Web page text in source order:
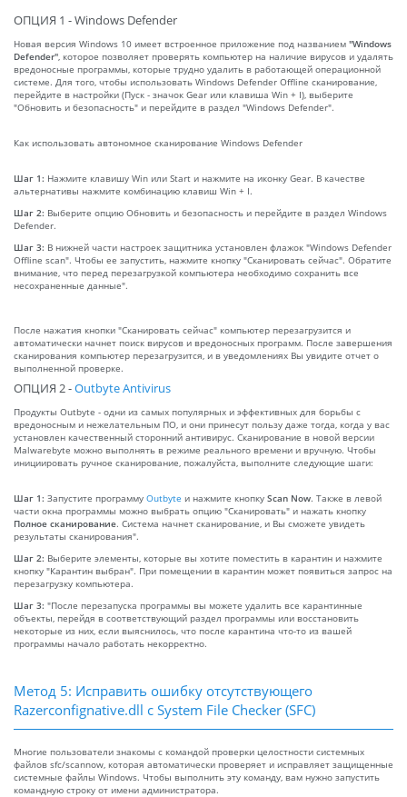
ОПЦИЯ 1 - Windows Defender
Новая версия Windows 10 имеет встроенное приложение под названием "Windows
Defender" , которое позволяет проверять компьютер на наличие вирусов и удалять
вредоносные программы, которые трудно удалить в работающей операционной
системе. Для того, чтобы использовать Windows Defender Offline сканирование,
перейдите в настройки (Пуск - значок Gear или клавиша Win + I), выберите
"Обновить и безопасность" и перейдите в раздел "Windows Defender".
Как использовать автономное сканирование Windows Defender
Шаг 1: Нажмите клавишу Win или Start и нажмите на иконку Gear. В качестве
альтернативы нажмите комбинацию клавиш Win + I.
Шаг 2: Выберите опцию Обновить и безопасность и перейдите в раздел Windows
Defender.
Шаг 3: В нижней части настроек защитника установлен флажок "Windows Defender
Offline scan". Чтобы ее запустить, нажмите кнопку "Сканировать сейчас". Обратите
внимание, что перед перезагрузкой компьютера необходимо сохранить все
несохраненные данные".
После нажатия кнопки "Сканировать сейчас" компьютер перезагрузится и
автоматически начнет поиск вирусов и вредоносных программ. После завершения
сканирования компьютер перезагрузится, и в уведомлениях Вы увидите отчет о
выполненной проверке.
ОПЦИЯ 2 -Outbyte Antivirus
Продукты Outbyte - одни из самых популярных и эффективных для борьбы с
вредоносным и нежелательным ПО, и они принесут пользу даже тогда, когда у вас
установлен качественный сторонний антивирус. Сканирование в новой версии
Malwarebyte можно выполнять в режиме реального времени и вручную. Чтобы
инициировать ручное сканирование, пожалуйста, выполните следующие шаги:
Шаг 1: Запустите программу Outbyte и нажмите кнопку Scan Now. Также в левой
части окна программы можно выбрать опцию "Сканировать" и нажать кнопку
Полное сканирование. Система начнет сканирование, и Вы сможете увидеть
результаты сканирования".
Шаг 2: Выберите элементы, которые вы хотите поместить в карантин и нажмите
кнопку "Карантин выбран". При помещении в карантин может появиться запрос на
перезагрузку компьютера.
Шаг 3: "После перезапуска программы вы можете удалить все карантинные
объекты, перейдя в соответствующий раздел программы или восстановить
некоторые из них, если выяснилось, что после карантина что-то из вашей
программы начало работать некорректно.
Метод 5: Исправить ошибку отсутствующего
Razerconfignative.dll с System File Checker (SFC)
Многие пользователи знакомы с командой проверки целостности системных
файлов sfc/scannow, которая автоматически проверяет и исправляет защищенные
системные файлы Windows. Чтобы выполнить эту команду, вам нужно запустить
командную строку от имени администратора.